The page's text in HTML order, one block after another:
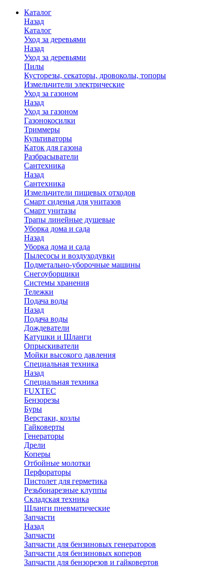
Каталог
Назад
Каталог
Уход за деревьями
Назад
Уход за деревьями
Пилы
Кусторезы, секаторы, дровоколы, топоры
Измельчители электрические
Уход за газоном
Назад
Уход за газоном
Газонокосилки
Триммеры
Культиваторы
Каток для газона
Разбрасыватели
Сантехника
Назад
Сантехника
Измельчители пищевых отходов
Смарт сиденья для унитазов
Смарт унитазы
Трапы линейные душевые
Уборка дома и сада
Назад
Уборка дома и сада
Пылесосы и воздуходувки
Подметально-уборочные машины
Снегоуборщики
Системы хранения
Тележки
Подача воды
Назад
Подача воды
Дождеватели
Катушки и Шланги
Опрыскиватели
Мойки высокого давления
Специальная техника
Назад
Специальная техника
FUXTEC
Бензорезы
Буры
Верстаки, козлы
Гайковерты
Генераторы
Дрели
Коперы
Отбойные молотки
Перфораторы
Пистолет для герметика
Резьбонарезные клуппы
Складская техника
Шланги пневматические
Запчасти
Назад
Запчасти
Запчасти для бензиновых генераторов
Запчасти для бензиновых коперов
Запчасти для бензорезов и гайковертов